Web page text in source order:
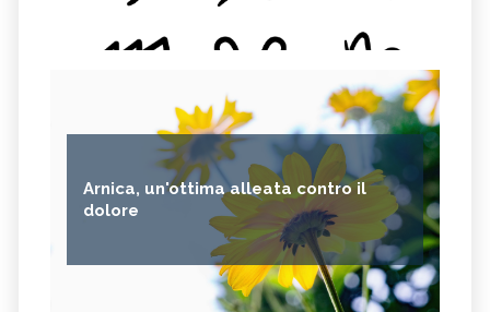
Arnica, un'ottima alleata contro il
dolore